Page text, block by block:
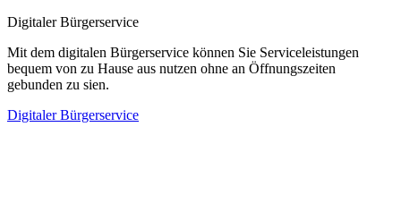
Digitaler Bürgerservice
Mit dem digitalen Bürgerservice können Sie Serviceleistungen
bequem von zu Hause aus nutzen ohne an Öffnungszeiten
gebunden zu sien.
Digitaler Bürgerservice